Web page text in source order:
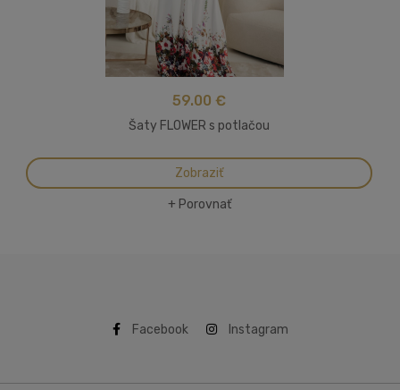
59.00 €
Šaty FLOWER s potlačou
Zobraziť
+ Porovnať
Facebook Instagram